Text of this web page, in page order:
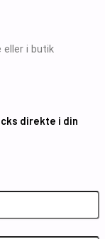
eller i butik
direkte i din